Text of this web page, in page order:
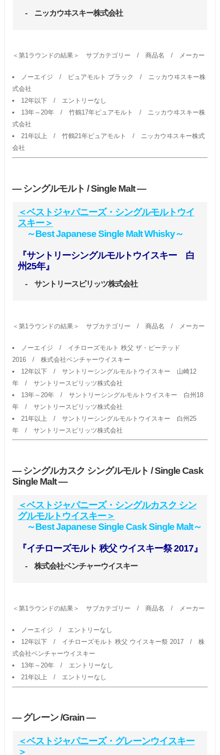
- ニッカウヰスキー株式会社
＜第1ラウンドの結果＞ サブカテゴリー / 商品名 / メーカー
ノーエイジ / ピュアモルト ブラック / ニッカウヰスキー株
式会社
12年以下 / エントリーなし
13年～20年 / 竹鶴17年ピュアモルト / ニッカウヰスキー株
式会社
21年以上 / 竹鶴21年ピュアモルト / ニッカウヰスキー株式
会社
― シングルモルト / Single Malt ―
＜ベストジャパニーズ・シングルモルトウイ
スキー＞
～Best Japanese Single Malt Whisky～
『サントリーシングルモルトウイスキー 白
州25年』
- サントリースピリッツ株式会社
＜第1ラウンドの結果＞ サブカテゴリー / 商品名 / メーカー
ノーエイジ / イチローズモルト 秩父 ザ・ピーテッド
2016 / 株式会社ベンチャーウイスキー
12年以下 / サントリーシングルモルトウイスキー 山崎12
年 / サントリースピリッツ株式会社
13年～20年 / サントリーシングルモルトウイスキー 白州18
年 / サントリースピリッツ株式会社
21年以上 / サントリーシングルモルトウイスキー 白州25
年 / サントリースピリッツ株式会社
― シングルカスク シングルモルト / Single Cask
Single Malt ―
＜ベストジャパニーズ・シングルカスク シン
グルモルトウイスキー＞
～Best Japanese Single Cask Single Malt～
『イチローズモルト 秩父 ウイスキー祭 2017』
- 株式会社ベンチャーウイスキー
＜第1ラウンドの結果＞ サブカテゴリー / 商品名 / メーカー
ノーエイジ / エントリーなし
12年以下 / イチローズモルト 秩父 ウイスキー祭 2017 / 株
式会社ベンチャーウイスキー
13年～20年 / エントリーなし
21年以上 / エントリーなし
― グレーン /Grain ―
＜ベストジャパニーズ・グレーンウイスキー
＞